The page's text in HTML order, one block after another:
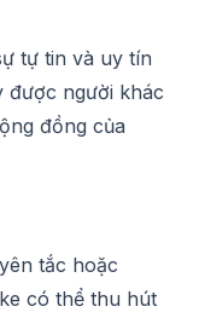
tự tin và uy tín
được người khác
đồng của
tắc hoặc
có thể thu hút